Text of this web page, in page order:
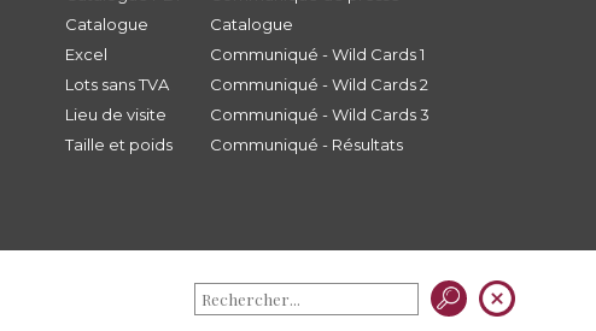
Catalogue
Excel
Lots sans TVA
Lieu de visite
Taille et poids
Catalogue
Communiqué - Wild Cards 1
Communiqué - Wild Cards 2
Communiqué - Wild Cards 3
Communiqué - Résultats